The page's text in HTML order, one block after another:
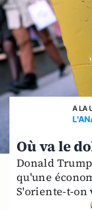
A LA
Où va le
Donald
qu'une
S'oriente-t-on